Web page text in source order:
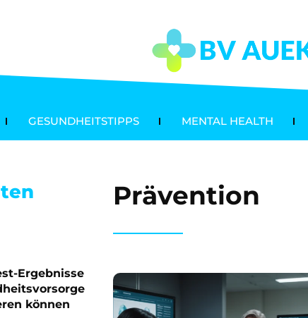
GESUNDHEITSTIPPS MENTAL HEALTH
Ergebnisse
können
Prävention